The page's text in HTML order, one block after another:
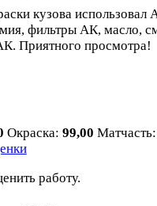
кузова использовал
фильтры АК, масло,
Приятного просмотра!
Окраска: 99,00 Матчасть:
работу.